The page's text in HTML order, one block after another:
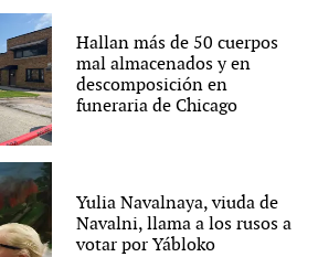
Hallan más de 50 cuerpos
mal almacenados y en
descomposición en
funeraria de Chicago
Yulia Navalnaya, viuda de
Navalni, llama a los rusos a
votar por Yábloko